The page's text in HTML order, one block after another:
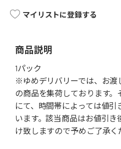
マイリストに登録する
商品説明
1パック
※ゆめデリバリーでは、お渡
の商品を集荷しております
にて、時間帯によっては値
います。該当商品はお値引
け致しますので予めご了承く